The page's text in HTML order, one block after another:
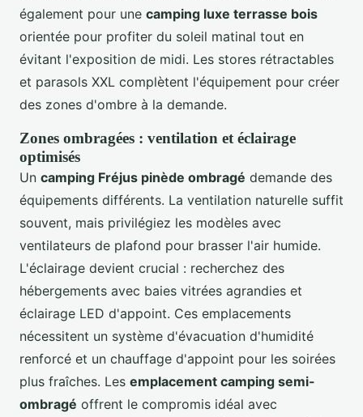
également pour une camping luxe terrasse bois
orientée pour profiter du soleil matinal tout en
évitant l'exposition de midi. Les stores rétractables
et parasols XXL complètent l'équipement pour créer
des zones d'ombre à la demande.
Zones ombragées : ventilation et éclairage
optimisés
Un camping Fréjus pinède ombragé demande des
équipements différents. La ventilation naturelle suffit
souvent, mais privilégiez les modèles avec
ventilateurs de plafond pour brasser l'air humide.
L'éclairage devient crucial : recherchez des
hébergements avec baies vitrées agrandies et
éclairage LED d'appoint. Ces emplacements
nécessitent un système d'évacuation d'humidité
renforcé et un chauffage d'appoint pour les soirées
plus fraîches. Les emplacement camping semi-
ombragé offrent le compromis idéal avec